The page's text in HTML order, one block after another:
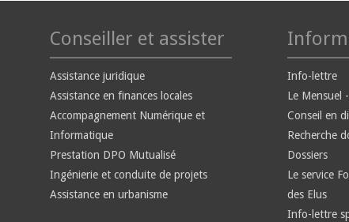
Conseiller et assister
Assistance juridique
Assistance en finances locales
Accompagnement Numérique et
Informatique
Prestation DPO Mutualisé
Ingénierie et conduite de projets
Assistance en urbanisme
Info-lettre
Le Mensuel
Conseil en
Recherche
Dossiers
Le service
des Elus
Info-lettre